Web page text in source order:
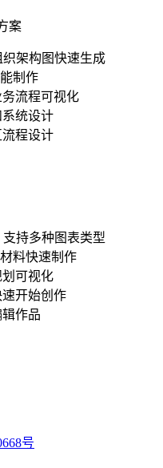
案
架构图快速生成
制作
流程可视化
统设计
程设计
持多种图表类型
料快速制作
可视化
开始创作
作品
号